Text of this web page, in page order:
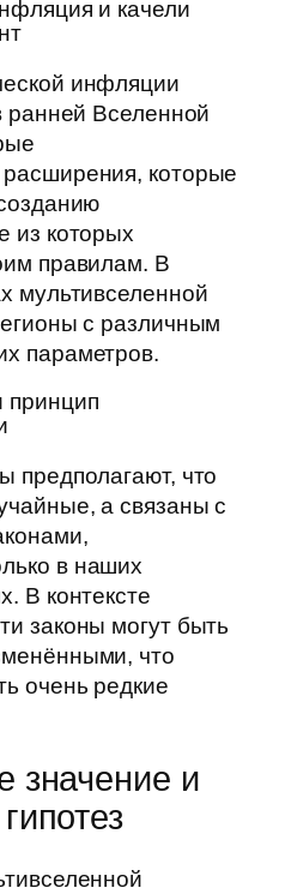
и качели
инфляции
ранней Вселенной
которые
из которых
правилам. В
мультивселенной
с различным
параметров.
принцип
предполагают, что
а связаны с
в наших
В контексте
законы могут быть
что
очень редкие
значение и